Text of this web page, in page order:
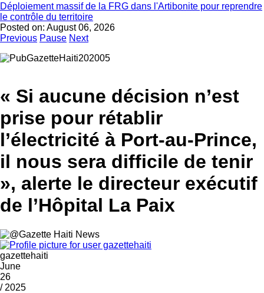
Déploiement massif de la FRG dans l'Artibonite pour reprendre
le contrôle du territoire
Posted on: August 06, 2026
Previous Pause Next
« Si aucune décision n’est
prise pour rétablir
l’électricité à Port-au-Prince,
il nous sera difficile de tenir
», alerte le directeur exécutif
de l’Hôpital La Paix
gazettehaiti
June
26
/ 2025